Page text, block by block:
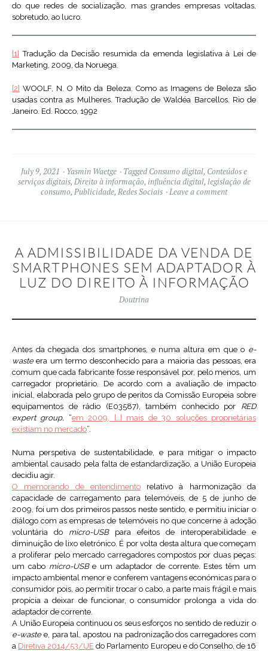
do que redes de socialização, mas grandes empresas voltadas,
sobretudo, ao lucro.
[1] Tradução da Decisão resumida da emenda legislativa à Lei de
Marketing, 2009, da Noruega.
[2] WOOLF, N. O Mito da Beleza. Como as Imagens de Beleza são
usadas contra as Mulheres. Tradução de Waldéa Barcellos. Rio de
Janeiro. Ed. Rocco, 1992
July 9, 2021 Yasmin Waetge Tagged Consumo digital, Conteúdos e
serviços digitais, Direito à informação, influência digital, legislação de
consumo, Publicidade, Redes Sociais Leave a comment
A ADMISSIBILIDADE DA VENDA DE
SMARTPHONES SEM ADAPTADOR À
LUZ DO DIREITO À INFORMAÇÃO
Doutrina
Antes da chegada dos smartphones, e numa altura em que o e-
wasteera um termo desconhecido para a maioria das pessoas, era
comum que cada fabricante fosse responsável por, pelo menos, um
carregador proprietário. De acordo com a avaliação de impacto
inicial, elaborada pelo grupo de peritos da Comissão Europeia sobre
equipamentos de rádio (E03587), também conhecido por RED
expert group, “em 2009, […] mais de 30 soluções proprietárias
existiam no mercado”.
Numa perspetiva de sustentabilidade, e para mitigar o impacto
ambiental causado pela falta de estandardização, a União Europeia
decidiu agir.
O memorando de entendimentorelativo à harmonização da
capacidade de carregamento para telemóveis, de 5 de junho de
2009, foi um dos primeiros passos neste sentido, e permitiu iniciar o
diálogo com as empresas de telemóveis no que concerne à adoção
voluntária do micro-USBpara efeitos de interoperabilidade e
diminuição de lixo eletrónico. É por volta desta altura que começam
a proliferar pelo mercado carregadores compostos por duas peças:
um cabo micro-USBe um adaptador de corrente. Estes têm um
impacto ambiental menor e conferem vantagens económicas para o
consumidor pois, ao permitir trocar o cabo, a parte mais frágil e mais
propícia a deixar de funcionar, o consumidor prolonga a vida do
adaptador de corrente.
A União Europeia continuou os seus esforços no sentido de reduzir o
e-wastee, para tal, apostou na padronização dos carregadores com
a Diretiva 2014/53/UE do Parlamento Europeu e do Conselho, de 16